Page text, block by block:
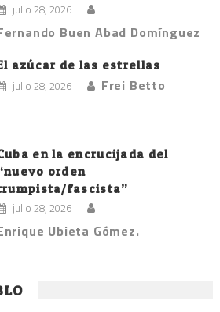
julio 28, 2026
Buen Abad Domínguez
azúcar de las estrellas
julio 28, 2026 Frei Betto
en la encrucijada del
orden
fascista”
julio 28, 2026
Ubieta Gómez.